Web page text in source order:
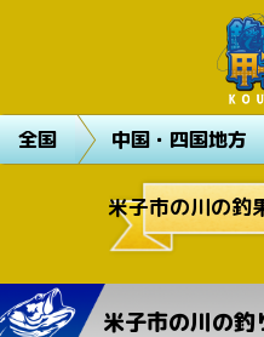
全国 中国・四国地方
米子市の川の
米子市の川の釣